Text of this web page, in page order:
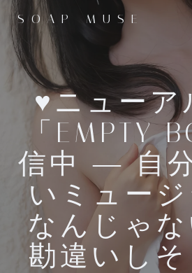
ツ
へ
ス
キ
プ
SOAP MUSE
♥ニューア
「EMPTY
信中 ― 自
いミュー
なんじゃ
勘違いし